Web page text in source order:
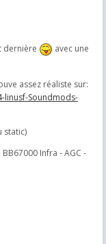
dernière
avec une
assez réaliste sur:
linusf-Soundmods-
static)
Infra - AGC -